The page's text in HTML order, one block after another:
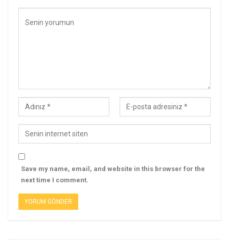
Save my name, email, and website in this browser for the
next time I comment.